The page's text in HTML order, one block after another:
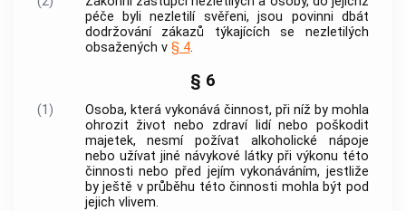
péče byli nezletilí svěřeni, jsou povinni dbát
dodržování zákazů týkajících se nezletilých
obsažených v § 4.
§ 6
(1)
Osoba, která vykonává činnost, při níž by mohla
ohrozit život nebo zdraví lidí nebo poškodit
majetek, nesmí požívat alkoholické nápoje
nebo užívat jiné návykové látky při výkonu této
činnosti nebo před jejím vykonáváním, jestliže
by ještě v průběhu této činnosti mohla být pod
jejich vlivem.